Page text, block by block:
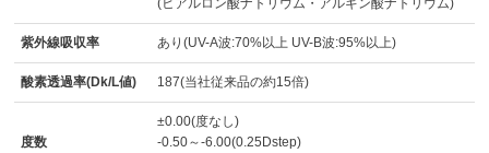
(ヒアルロン酸ナトリウム・アルギン酸ナトリウム)
紫外線吸収率 あり(UV-A波:70%以上 UV-B波:95%以上)
酸素透過率(Dk/L値) 187(当社従来品の約15倍)
度数
±0.00(度なし)
-0.50～-6.00(0.25Dstep)